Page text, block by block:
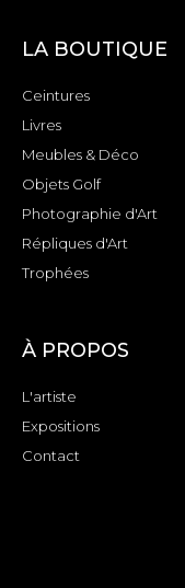
LA BOUTIQUE
Ceintures
Livres
Meubles & Déco
Objets Golf
Photographie d'Art
Répliques d'Art
Trophées
À PROPOS
L'artiste
Expositions
Contact